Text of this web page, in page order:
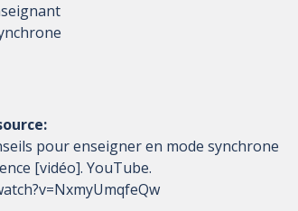
pour enseigner en mode synchrone
[vidéo]. YouTube.